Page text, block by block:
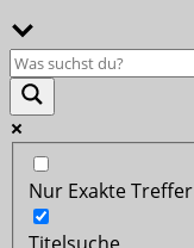
Nur Exakte Treffer